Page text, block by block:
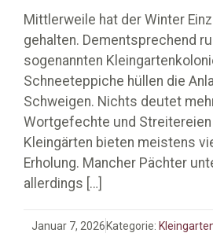
Mittlerweile hat der Winter
gehalten. Dementsprechend
sogenannten
Schneeteppiche hüllen die
Schweigen. Nichts deutet
Wortgefechte und Streitereien
Kleingärten bieten meistens
Erholung. Mancher Pächter
allerdings […]
Januar 7, 2026 Kategorie: